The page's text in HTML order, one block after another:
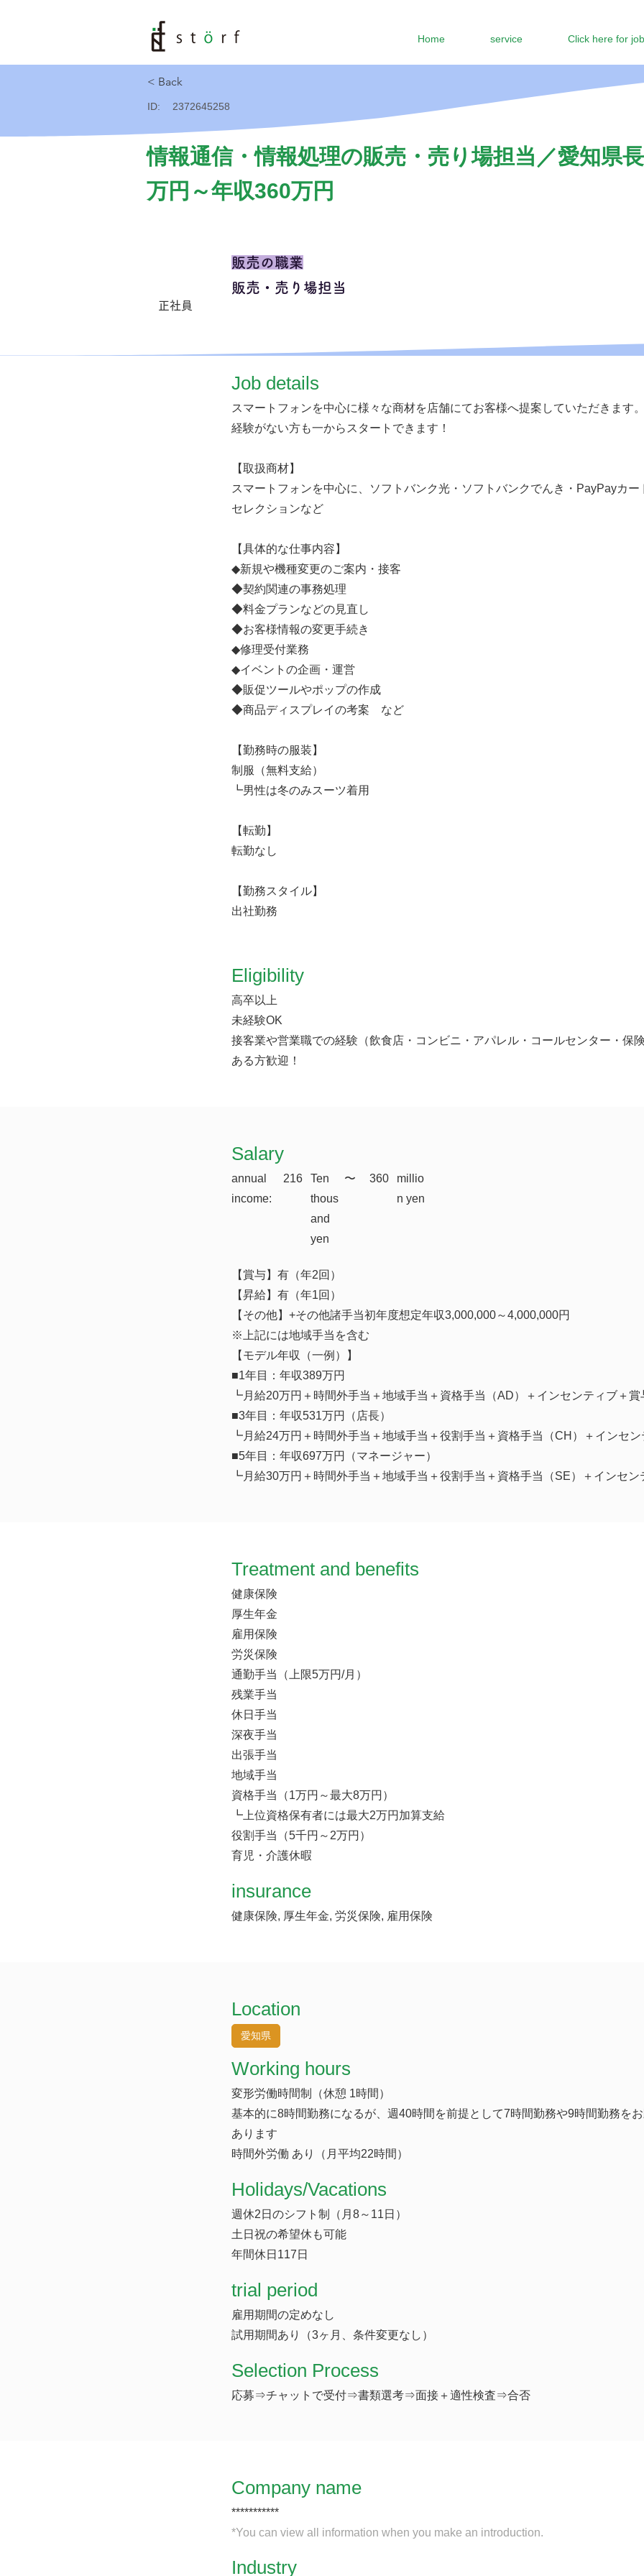
Home service Click here for
< Back
ID: 2372645258
情報通信・情報処理の販売・売り場担当／愛知県
万円～年収360万円
正社員
販売の職業
販売・売り場担当
​Job details
スマートフォンを中心に様々な商材を店舗にてお客様へ提案していただきます。
経験がない方も一からスタートできます！
【取扱商材】
スマートフォンを中心に、ソフトバンク光・ソフトバンクでんき・PayPayカー
セレクションなど
【具体的な仕事内容】
◆新規や機種変更のご案内・接客
◆契約関連の事務処理
◆料金プランなどの見直し
◆お客様情報の変更手続き
◆修理受付業務
◆イベントの企画・運営
◆販促ツールやポップの作成
◆商品ディスプレイの考案 など
【勤務時の服装】
制服（無料支給）
┗男性は冬のみスーツ着用
【転勤】
転勤なし
【勤務スタイル】
出社勤務
Eligibility
高卒以上
未経験OK
接客業や営業職での経験（飲食店・コンビニ・アパレル・コールセンター・保
ある方歓迎！
​Salary
annual
income:
216
Ten
thous
and
yen
​〜 360
millio
n yen
【賞与】有（年2回）
【昇給】有（年1回）
【その他】+その他諸手当初年度想定年収3,000,000～4,000,000円
※上記には地域手当を含む
【モデル年収（一例）】
■1年目：年収389万円
┗月給20万円＋時間外手当＋地域手当＋資格手当（AD）＋インセンティブ＋賞
■3年目：年収531万円（店長）
┗月給24万円＋時間外手当＋地域手当＋役割手当＋資格手当（CH）＋インセ
■5年目：年収697万円（マネージャー）
┗月給30万円＋時間外手当＋地域手当＋役割手当＋資格手当（SE）＋インセン
Treatment and benefits
健康保険
厚生年金
雇用保険
労災保険
通勤手当（上限5万円/月）
残業手当
休日手当
深夜手当
出張手当
地域手当
資格手当（1万円～最大8万円）
┗上位資格保有者には最大2万円加算支給
役割手当（5千円～2万円）
育児・介護休暇
insurance
健康保険, 厚生年金, 労災保険, 雇用保険
Location
愛知県
Working hours
変形労働時間制（休憩 1時間）
基本的に8時間勤務になるが、週40時間を前提として7時間勤務や9時間勤務を
あります
時間外労働 あり（月平均22時間）
​Holidays/Vacations
週休2日のシフト制（月8～11日）
土日祝の希望休も可能
年間休日117日
trial period
雇用期間の定めなし
試用期間あり（3ヶ月、条件変更なし）
Selection Process
応募⇒チャットで受付⇒書類選考⇒面接＋適性検査⇒合否
Company name
***********
*You can view all information when you make an introduction.
Industry